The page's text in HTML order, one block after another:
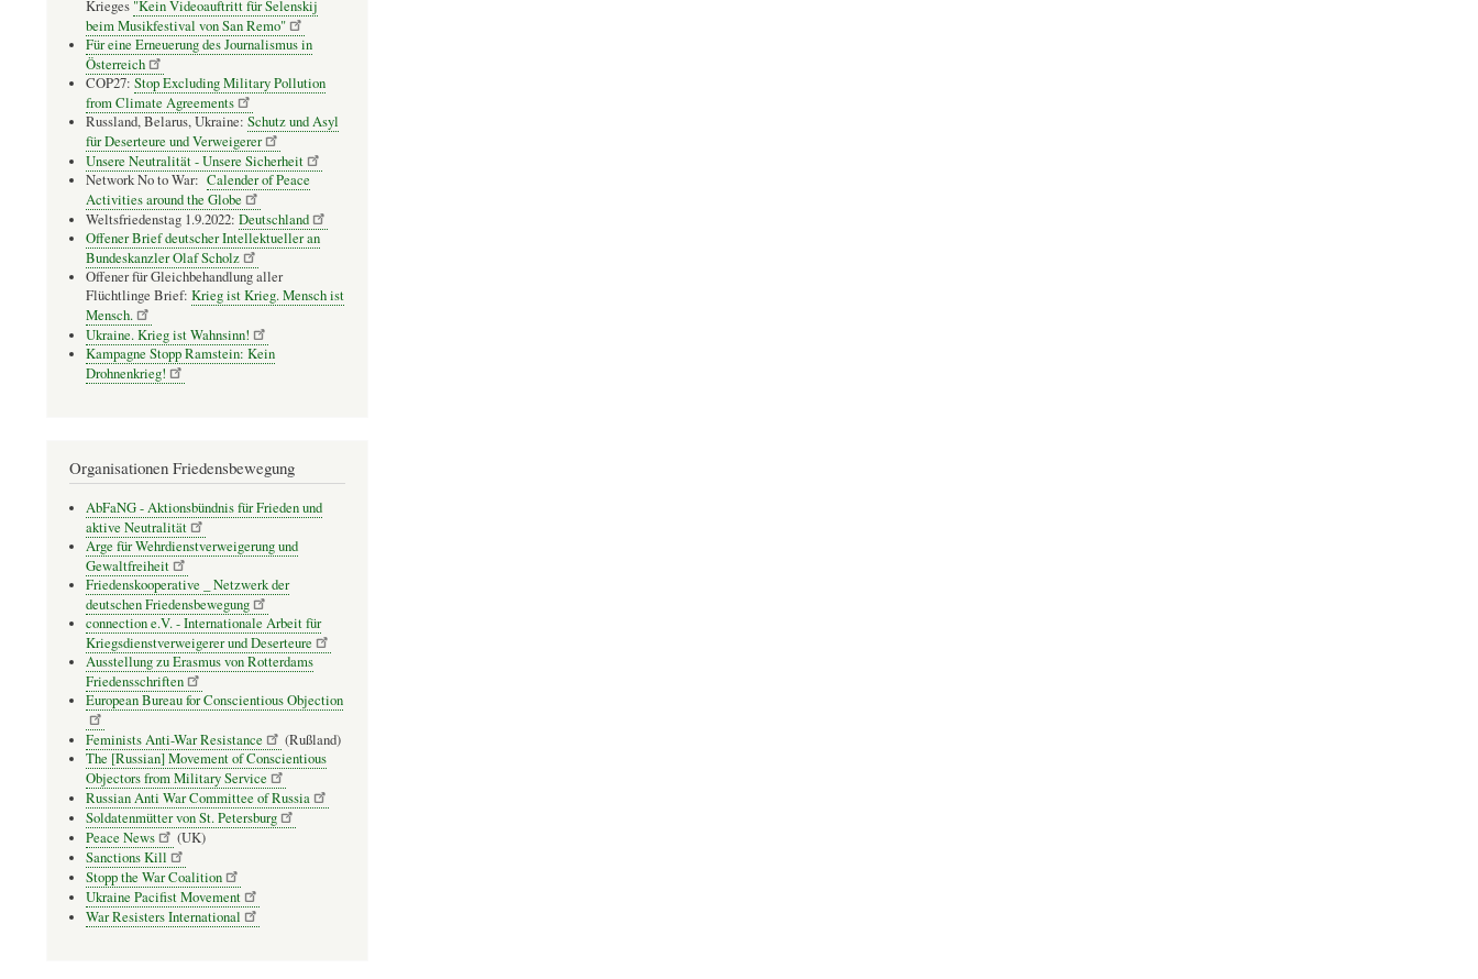
Krieges "Kein Videoauftritt für Selenskij
beim Musikfestival von San Remo"
Für eine Erneuerung des Journalismus in
Österreich
COP27: Stop Excluding Military Pollution
from Climate Agreements
Russland, Belarus, Ukraine: Schutz und Asyl
für Deserteure und Verweigerer
Unsere Neutralität - Unsere Sicherheit
Network No to War: Calender of Peace
Activities around the Globe
Weltsfriedenstag 1.9.2022: Deutschland
Offener Brief deutscher Intellektueller an
Bundeskanzler Olaf Scholz
Offener für Gleichbehandlung aller
Flüchtlinge Brief: Krieg ist Krieg. Mensch ist
Mensch.
Ukraine. Krieg ist Wahnsinn!
Kampagne Stopp Ramstein: Kein
Drohnenkrieg!
Organisationen Friedensbewegung
AbFaNG - Aktionsbündnis für Frieden und
aktive Neutralität
Arge für Wehrdienstverweigerung und
Gewaltfreiheit
Friedenskooperative _ Netzwerk der
deutschen Friedensbewegung
connection e.V. - Inter­na­tio­nale Arbeit für
Kriegs­dienst­ver­wei­gerer und Deser­teure
Ausstellung zu Erasmus von Rotterdams
Friedensschriften
European Bureau for Conscientious Objection
Feminists Anti-War Resistance
(Rußland)
The [Russian] Movement of Conscientious
Objectors from Military Service
Russian Anti War Committee of Russia
Soldatenmütter von St. Petersburg
Peace News
(UK)
Sanctions Kill
Stopp the War Coalition
Ukraine Pacifist Movement
War Resisters International